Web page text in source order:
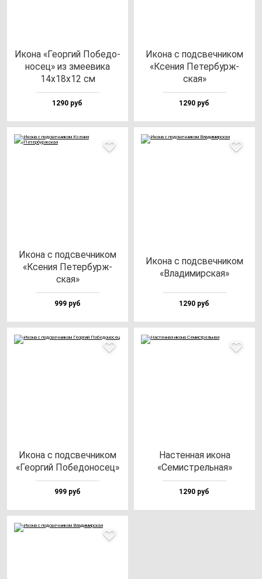
Ико­на «Геор­гий Побе­до­
но­сец» из зме­еви­ка
14х18х12 см
1290 руб
Ико­на с под­свеч­ни­ком
«Ксе­ния Петер­бурж­
ская»
1290 руб
Ико­на с под­свеч­ни­ком
«Ксе­ния Петер­бурж­
ская»
999 руб
Ико­на с под­свеч­ни­ком
«Вла­ди­мир­ская»
1290 руб
Ико­на с под­свеч­ни­ком
«Геор­гий Побе­до­но­сец»
999 руб
Нас­тен­ная ико­на
«Семис­трель­ная»
1290 руб